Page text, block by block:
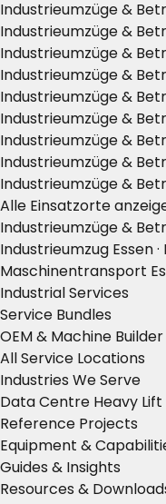
Industrieumzüge &
Industrieumzüge &
Industrieumzüge &
Industrieumzüge &
Industrieumzüge &
Industrieumzüge &
Industrieumzüge &
Industrieumzüge &
Industrieumzüge &
Alle Einsatzorte
Industrieumzüge &
Industrieumzug Essen
Maschinentransport
Industrial Services
Service Bundles
OEM & Machine
All Service Locations
Industries We Serve
Data Centre Heavy Lift
Reference Projects
Equipment &
Guides & Insights
Resources &